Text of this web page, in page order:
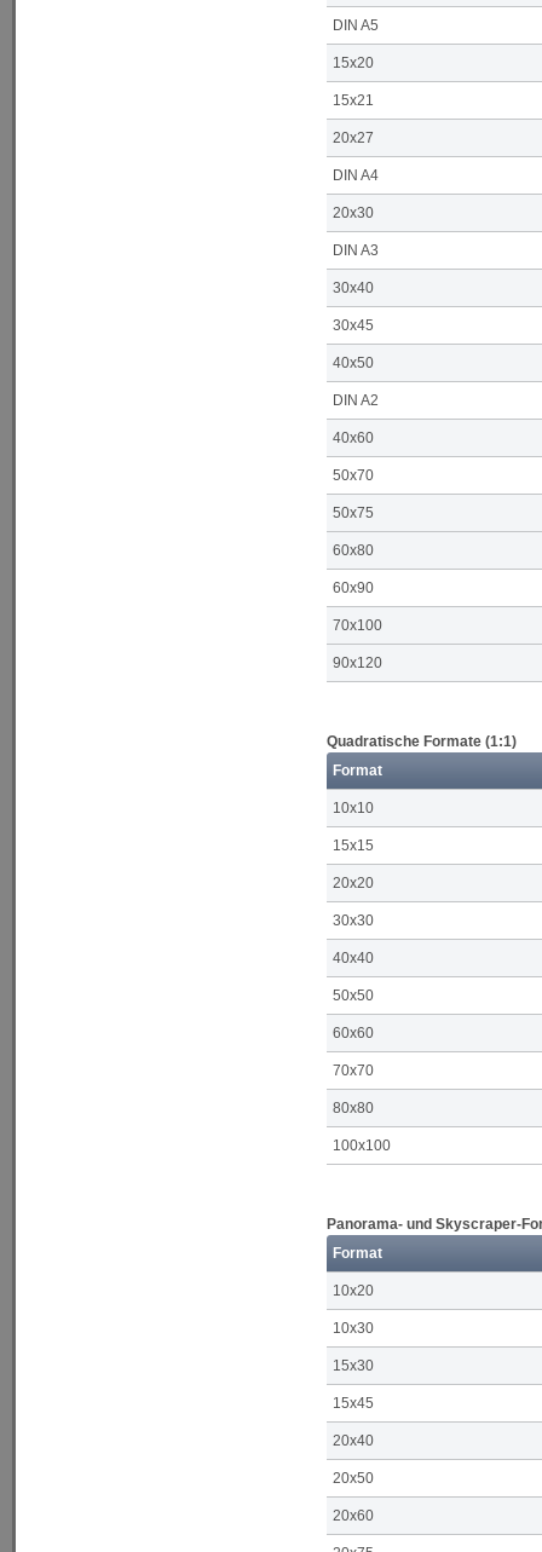
DIN A5
15x20
15x21
20x27
DIN A4
20x30
DIN A3
30x40
30x45
40x50
DIN A2
40x60
50x70
50x75
60x80
60x90
70x100
90x120
Quadratische Formate (1:1)
Format
10x10
15x15
20x20
30x30
40x40
50x50
60x60
70x70
80x80
100x100
Panorama- und Skyscraper-
Format
10x20
10x30
15x30
15x45
20x40
20x50
20x60